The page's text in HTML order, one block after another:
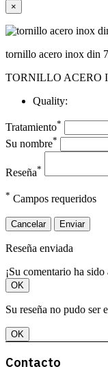
×
tornillo acero inox din
TORNILLO ACERO
Quality:
Tratamiento*
Su nombre*
Reseña*
* Campos requeridos
Cancelar Enviar
Reseña enviada
¡Su comentario ha sido
OK
Su reseña no pudo ser
OK
Contacto